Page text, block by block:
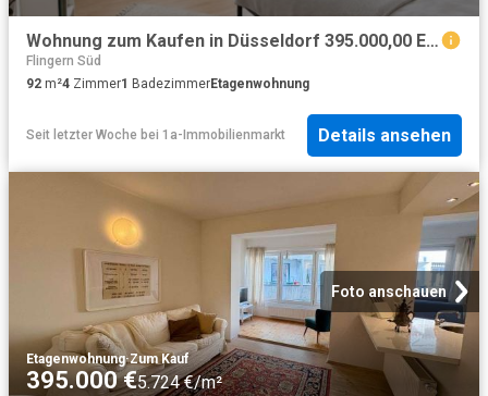
Wohnung zum Kaufen in Düsseldorf 395.000,00 EUR 92.5 m²
Flingern Süd
92 m²4 Zimmer1 BadezimmerEtagenwohnung
Seit letzter Woche bei 1a-Immobilienmarkt Details ansehen
Foto anschauen
Etagenwohnung·Zum Kauf
395.000 €5.724 €/m²